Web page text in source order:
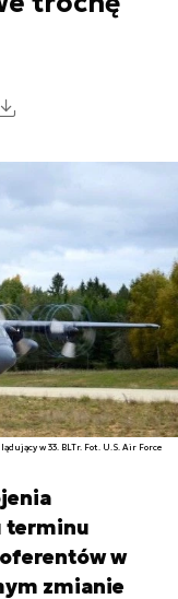
w 33. BLTr. Fot. U.S. Air Force
terminu
w
zmianie